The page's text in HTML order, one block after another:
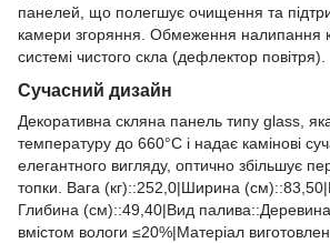
панелей, що полегшує очищення та
камери згоряння. Обмеження налипання
системі чистого скла (дефлектор повітря).
Сучасний дизайн
Декоративна скляна панель типу glass,
температуру до 660°C і надає камінові
елегантного вигляду, оптично збільшує
топки. Вага (кг)::252,0|Ширина
Глибина (см)::49,40|Вид палива::Деревина
вмістом вологи ≤20%|Матеріал